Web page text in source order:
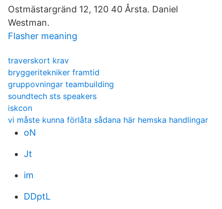
Ostmästargränd 12, 120 40 Årsta. Daniel
Westman.
Flasher meaning
traverskort krav
bryggeritekniker framtid
gruppovningar teambuilding
soundtech sts speakers
iskcon
vi måste kunna förlåta sådana här hemska handlingar
oN
Jt
im
DDptL